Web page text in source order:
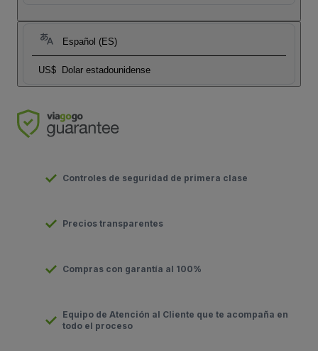
Español (ES)
US$ Dolar estadounidense
Controles de seguridad de primera clase
Precios transparentes
Compras con garantía al 100%
Equipo de Atención al Cliente que te acompaña en
todo el proceso